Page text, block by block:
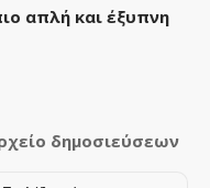
απλή και έξυπνη
δημοσιεύσεων